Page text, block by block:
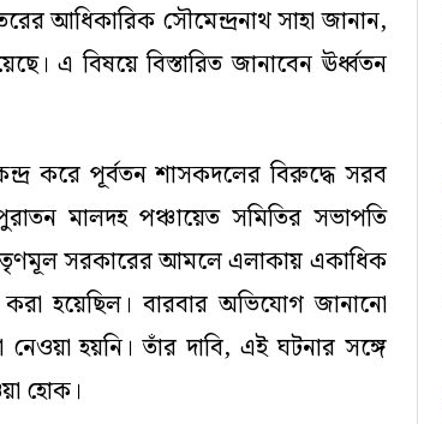
আধিকারিক সৌমেন্দ্রনাথ সাহা জানান,
এ বিষয়ে বিস্তারিত জানাবেন ঊর্ধ্বতন
করে পূর্বতন শাসকদলের বিরুদ্ধে সরব
মালদহ পঞ্চায়েত সমিতির সভাপতি
সরকারের আমলে এলাকায় একাধিক
হয়েছিল। বারবার অভিযোগ জানানো
হয়নি। তাঁর দাবি, এই ঘটনার সঙ্গে
হোক।